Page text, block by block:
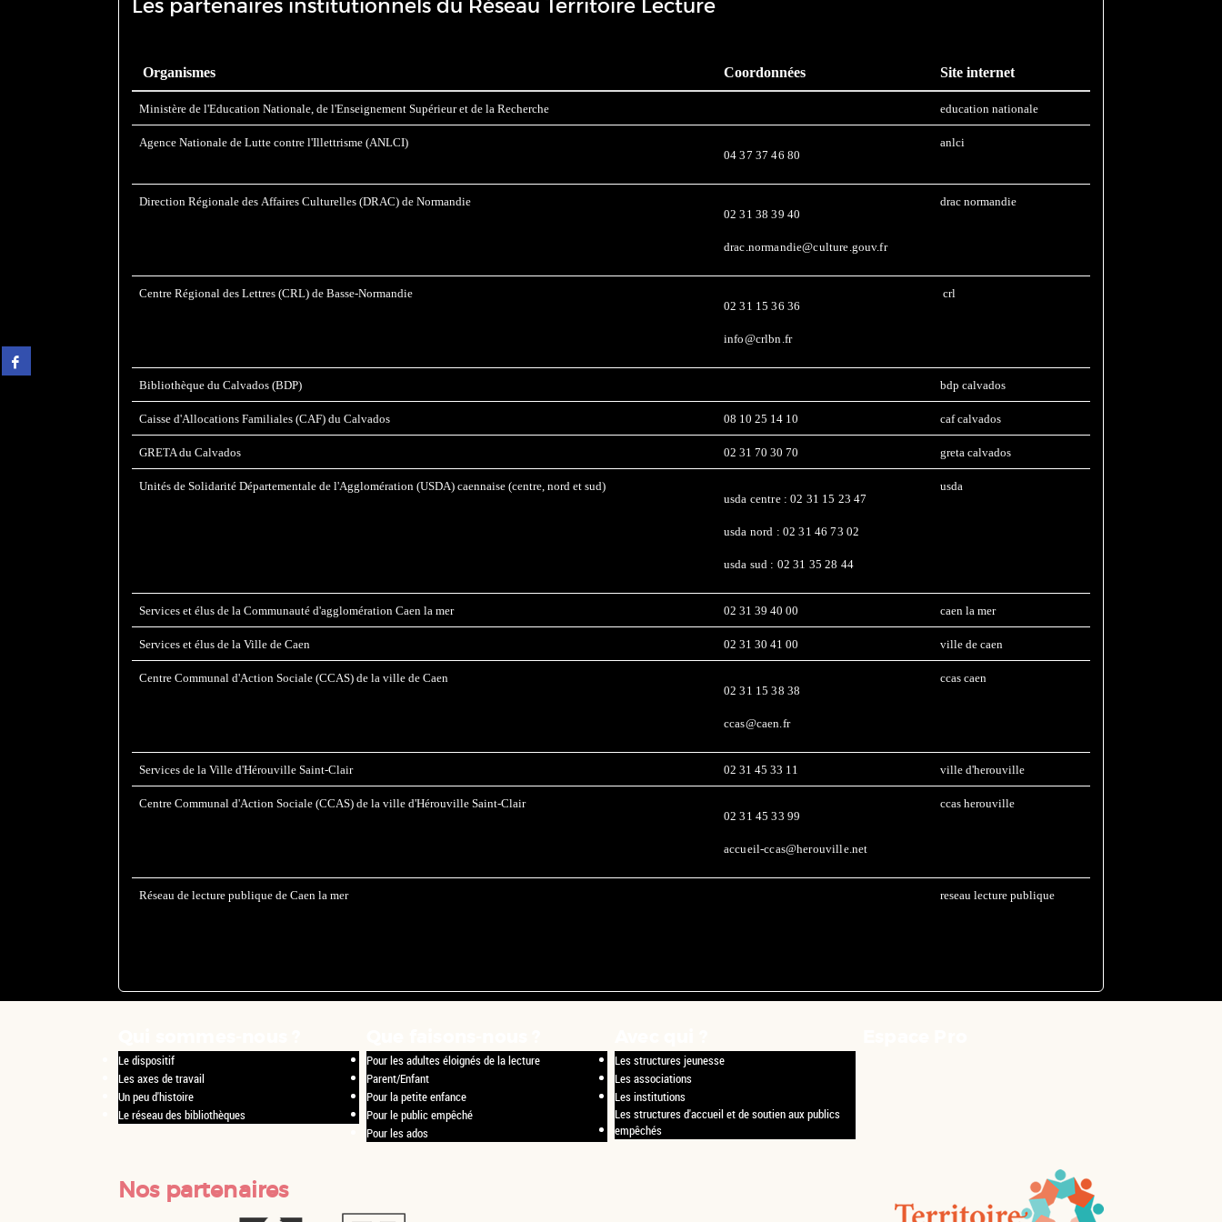
Partager
sur
Les partenaires institutionnels du Réseau Territoire Lecture
Organismes Coordonnées Site internet
Ministère de l'Education Nationale, de l'Enseignement Supérieur et de la Recherche education nationale
Agence Nationale de Lutte contre l'Illettrisme (ANLCI)
04 37 37 46 80
anlci
Direction Régionale des Affaires Culturelles (DRAC) de Normandie
02 31 38 39 40
drac.normandie@culture.gouv.fr
drac normandie
Centre Régional des Lettres (CRL) de Basse-Normandie
02 31 15 36 36
info@crlbn.fr
crl
Bibliothèque du Calvados (BDP) bdp calvados
Caisse d'Allocations Familiales (CAF) du Calvados 08 10 25 14 10 caf calvados
GRETA du Calvados 02 31 70 30 70 greta calvados
Unités de Solidarité Départementale de l'Agglomération (USDA) caennaise (centre, nord et sud)
usda centre : 02 31 15 23 47
usda nord : 02 31 46 73 02
usda sud : 02 31 35 28 44
usda
Services et élus de la Communauté d'agglomération Caen la mer 02 31 39 40 00 caen la mer
Services et élus de la Ville de Caen 02 31 30 41 00 ville de caen
Centre Communal d'Action Sociale (CCAS) de la ville de Caen
02 31 15 38 38
ccas@caen.fr
ccas caen
Services de la Ville d'Hérouville Saint-Clair 02 31 45 33 11 ville d'herouville
Centre Communal d'Action Sociale (CCAS) de la ville d'Hérouville Saint-Clair
02 31 45 33 99
accueil-ccas@herouville.net
ccas herouville
Réseau de lecture publique de Caen la mer reseau lecture publique
Le dispositif
Les axes de travail
Un peu d'histoire
Le réseau des bibliothèques
Pour les adultes éloignés de la lecture
Parent/Enfant
Pour la petite enfance
Pour le public empêché
Pour les ados
Les structures jeunesse
Les associations
Les institutions
Les structures d'accueil et de soutien aux publics
empêchés
Nos partenaires